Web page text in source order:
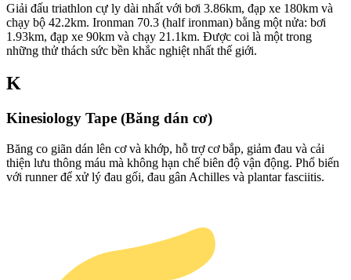
Giải đấu triathlon cự ly dài nhất với bơi 3.86km, đạp xe 180km và
chạy bộ 42.2km. Ironman 70.3 (half ironman) bằng một nửa: bơi
1.93km, đạp xe 90km và chạy 21.1km. Được coi là một trong
những thử thách sức bền khắc nghiệt nhất thế giới.
K
Kinesiology Tape (Băng dán cơ)
Băng co giãn dán lên cơ và khớp, hỗ trợ cơ bắp, giảm đau và cải
thiện lưu thông máu mà không hạn chế biên độ vận động. Phổ biến
với runner để xử lý đau gối, đau gân Achilles và plantar fasciitis.